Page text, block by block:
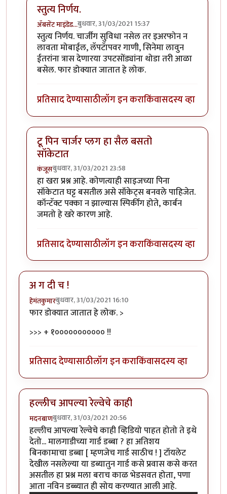
स्तुत्य निर्णय.
ॲबसेंट माइंडेड…बुधवार, 31/03/2021 15:37
In reply toमहत्वाचा निर्णय विचाराधीनbyहेमंतकुमार
स्तुत्य निर्णय. चार्जींग सुविधा नसेल तर इअरफोन न
लावता मोबाईल, लॅपटॅापवर गाणी, सिनेमा लावुन
ईतरांना त्रास देणारया उपटसोंड्यांना थोडा तरी आळा
बसेल. फार डोक्यात जातात हे लोक.
प्रतिसाद देण्यासाठीलॉग इन कराकिंवासदस्य व्हा
टू पिन चार्जर प्लग हा सैल बसतो
सॉकेटात
कंजूसबुधवार, 31/03/2021 23:58
In reply toमहत्वाचा निर्णय विचाराधीनby
हा खरा प्रश्न आहे. कोणत्याही साइजच्या पिना
सॉकेटात घट्ट बसतील असे सॉकेट्स बनवले पाहिजेत.
कॉन्टॅक्ट पक्का न झाल्यास स्पिर्कींग होते, कार्बन
जमतो हे खरे कारण आहे.
प्रतिसाद देण्यासाठीलॉग इन कराकिंवासदस्य व्हा
अ ग दी च !
हेमंतकुमारबुधवार, 31/03/2021 16:10
फार डोक्यात जातात हे लोक. >
>>> + १००००००००००० !!
प्रतिसाद देण्यासाठीलॉग इन कराकिंवासदस्य व्हा
हल्लीच आपल्या रेल्वेचे काही
मदनबाणबुधवार, 31/03/2021 20:56
हल्लीच आपल्या रेल्वेचे काही व्हिडियो पाहत होतो ते इथे
देतो... मालगाडीच्या गार्ड डब्बा ? हा अतिशय
बिनकामाचा डब्बा [ म्हणजेच गार्ड साठीच ! ] टॉयलेट
देखील नसलेल्या या डब्यातुन गार्ड कसे प्रवास कसे करत
असतील हा प्रश्न मला बराच काळ भेडसवत होता, पणा
आता नविन डब्ब्यात ही सोय करण्यात आली आहे.